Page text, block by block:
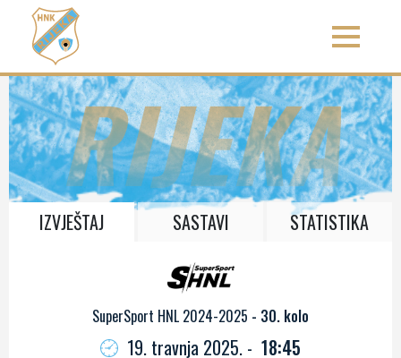
RIJEKA
IZVJEŠTAJ SASTAVI STATISTIKA
SuperSport HNL 2024-2025 - 30. kolo
19. travnja 2025. - 18:45